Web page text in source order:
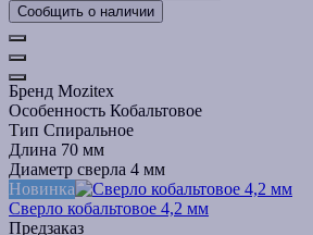
Сообщить о наличии
Бренд Mozitex
Особенность Кобальтовое
Тип Спиральное
Длина 70 мм
Диаметр сверла 4 мм
Новинка
Сверло кобальтовое 4,2 мм
Предзаказ